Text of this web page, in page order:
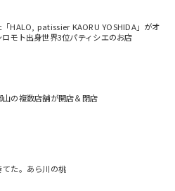
「HALO, patissier KAORU YOSHIDA」がオ
モト出身世界3位パティシエのお店
山の複数店舗が開店＆閉店
てた。あら川の桃